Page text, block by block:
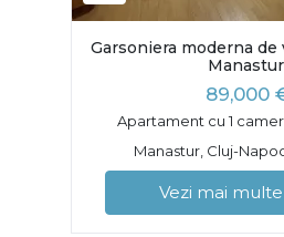
Garsoniera moderna de
89,000
Apartament cu 1
Manastur, Cluj-
Vezi mai